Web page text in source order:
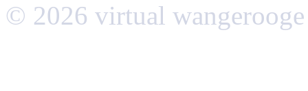
© 2026 virtual wangerooge